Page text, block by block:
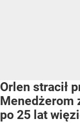
Orlen stracił
Menedżerom
po 25 lat